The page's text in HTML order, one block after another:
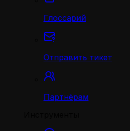
Глоссарий
Отправить тикет
Партнёрам